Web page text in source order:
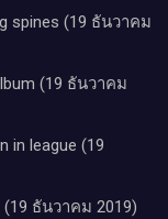
spines (19 ธันวาคม
(19 ธันวาคม
in league (19
(19 ธันวาคม 2019)